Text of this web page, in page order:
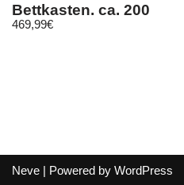
Bettkasten, ca. 200
cm
469,99€
Neve | Powered by WordPress